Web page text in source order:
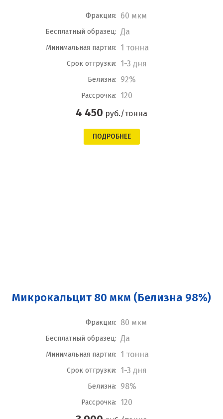
Фракция: 60 мкм
Бесплатный образец: Да
Минимальная партия: 1 тонна
Срок отгрузки: 1-3 дня
Белизна: 92%
Рассрочка: 120
4 450 руб./тонна
ПОДРОБНЕЕ
Микрокальцит 80 мкм (Белизна 98%)
Фракция: 80 мкм
Бесплатный образец: Да
Минимальная партия: 1 тонна
Срок отгрузки: 1-3 дня
Белизна: 98%
Рассрочка: 120